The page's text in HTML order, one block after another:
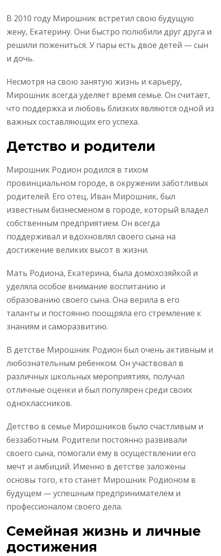
В 2010 году Мирошник встретил свою будущую
жену, Екатерину. Они быстро полюбили друг друга и
решили пожениться. У пары есть двое детей — сын
и дочь.
Несмотря на свою занятую жизнь и карьеру,
Мирошник всегда уделяет время семье. Он считает,
что поддержка и любовь близких являются одной из
важных составляющих его успеха.
Детство и родители
Мирошник Родион родился в тихом
провинциальном городе, в окружении заботливых
родителей. Его отец, Иван Мирошник, был
известным бизнесменом в городе, который владел
собственным предприятием. Он всегда
поддерживал и вдохновлял своего сына на
достижение великих высот в жизни.
Мать Родиона, Екатерина, была домохозяйкой и
уделяла особое внимание воспитанию и
образованию своего сына. Она верила в его
таланты и постоянно поощряла его стремление к
знаниям и саморазвитию.
В детстве Мирошник Родион был очень активным и
любознательным ребенком. Он участвовал в
различных школьных мероприятиях, получал
отличные оценки и был популярен среди своих
одноклассников.
Детство в семье Мирошников было счастливым и
беззаботным. Родители постоянно развивали
своего сына, помогали ему в осуществлении его
мечт и амбиций. Именно в детстве заложены
основы того, кто станет Мирошник Родионом в
будущем — успешным предпринимателем и
профессионалом своего дела.
Семейная жизнь и личные
достижения